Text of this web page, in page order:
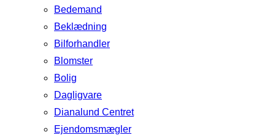
Bedemand
Beklædning
Bilforhandler
Blomster
Bolig
Dagligvare
Dianalund Centret
Ejendomsmægler